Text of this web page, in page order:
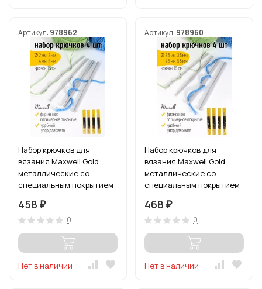
Артикул: 978962
Набор крючков для
вязания Maxwell Gold
металлические со
специальным покрытием
3.0 мм/ 4.0 мм/ 5.0 мм)
458 ₽
0
Нет в наличии
Артикул: 978960
Набор крючков для
вязания Maxwell Gold
металлические со
специальным покрытием
3.5 мм/ 4.5 мм/ 5.5 мм)
468 ₽
0
Нет в наличии